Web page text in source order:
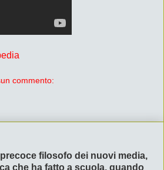
commento:
precoce filosofo dei nuovi media,
che ha fatto a scuola, quando